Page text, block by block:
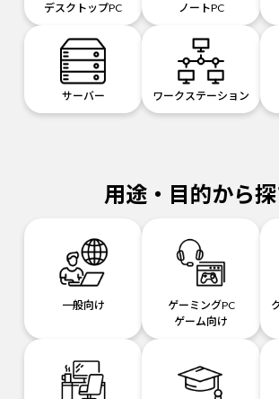
デスクトップPC ノートPC
サーバー ワークステーション
用途・目的から
一般向け
ゲーミングPC
ゲーム向け